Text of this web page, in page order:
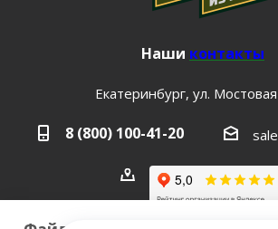
Наши контакты
Екатеринбург, ул.
8 (800) 100-41-20